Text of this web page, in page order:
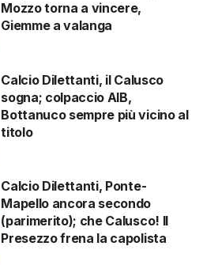
Mozzo torna a vincere,
Giemme a valanga
Calcio Dilettanti, il Calusco
sogna; colpaccio AIB,
Bottanuco sempre più vicino al
titolo
Calcio Dilettanti, Ponte-
Mapello ancora secondo
(parimerito); che Calusco! Il
Presezzo frena la capolista